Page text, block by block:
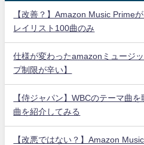
【改善？】Amazon Music Prime
レイリスト100曲のみ
仕様が変わったamazonミュージ
プ制限が辛い】
【侍ジャパン】WBCのテーマ曲
曲を紹介してみる
【改悪ではない？】Amazon